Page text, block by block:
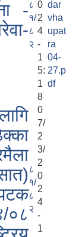
-८
१/
८
२
0
2
4
-
1
5:
1
8
dar
vha
upat
ra
04-
27.p
df
०८
८
१/
८
२
0
7/
2
3/
2
0
2
4
-
1